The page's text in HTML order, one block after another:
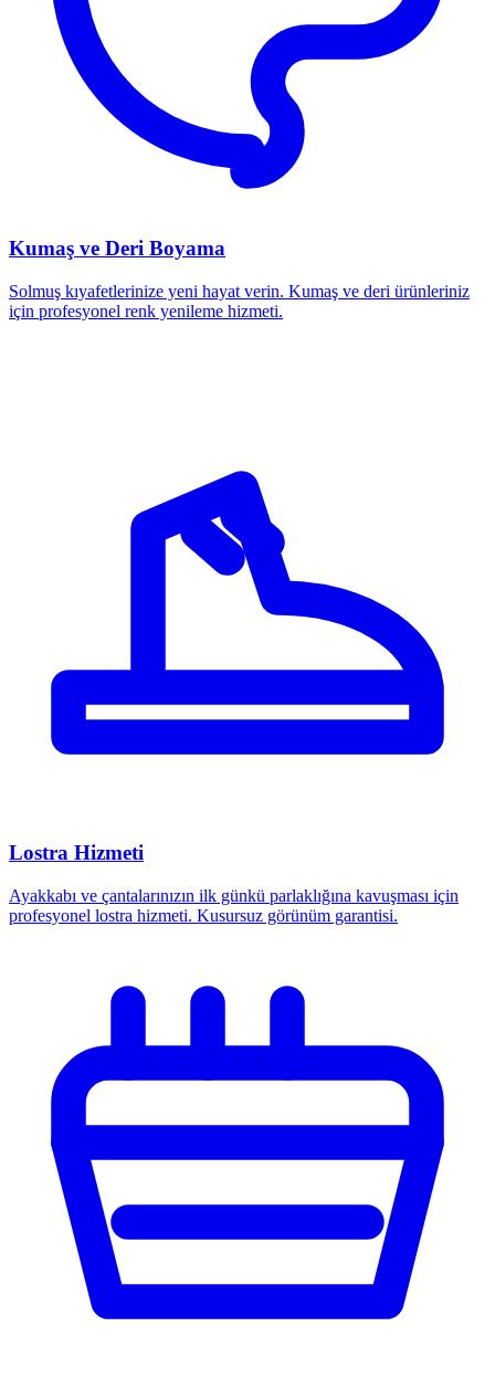
Kumaş ve Deri Boyama
Solmuş kıyafetlerinize yeni hayat verin. Kumaş ve deri ürünleriniz
için profesyonel renk yenileme hizmeti.
Lostra Hizmeti
Ayakkabı ve çantalarınızın ilk günkü parlaklığına kavuşması için
profesyonel lostra hizmeti. Kusursuz görünüm garantisi.